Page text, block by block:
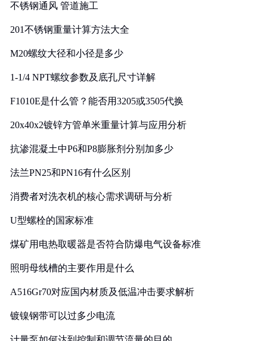
不锈钢通风 管道施工
201不锈钢重量计算方法大全
M20螺纹大径和小径是多少
1-1/4 NPT螺纹参数及底孔尺寸详解
F1010E是什么管？能否用3205或3505代换
20x40x2镀锌方管单米重量计算与应用分析
抗渗混凝土中P6和P8膨胀剂分别加多少
法兰PN25和PN16有什么区别
消费者对洗衣机的核心需求调研与分析
U型螺栓的国家标准
煤矿用电热取暖器是否符合防爆电气设备标准
照明母线槽的主要作用是什么
A516Gr70对应国内材质及低温冲击要求解析
镀镍钢带可以过多少电流